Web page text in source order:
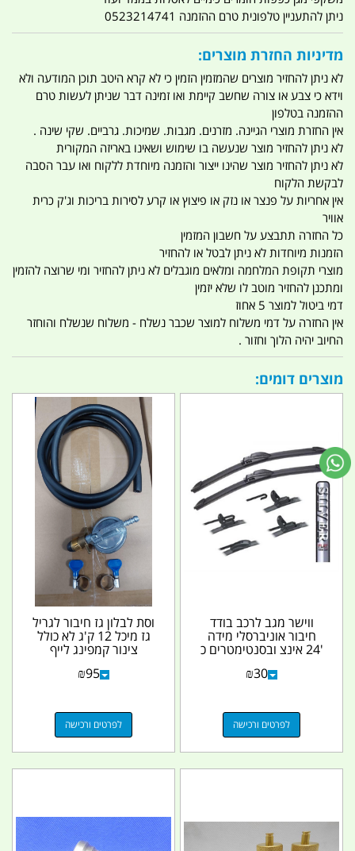
ניתן להתעניין טלפונית טרם ההזמנה 0523214741
מדיניות החזרת מוצרים:
לא ניתן להחזיר מוצרים שהמזמין הזמין כי לא קרא היטב תוכן המודעה ולא
וידא כי צבע או צורה שחשב קיימת ואו זמינה דבר שניתן לעשות טרם
ההזמנה בטלפון
אין החזרת מוצרי הגיינה. מזרנים. מגבות. שמיכות. גרביים. שקי שינה .
לא ניתן להחזיר מוצר שנעשה בו שימוש ושאינו באריזה המקורית
לא ניתן להחזיר מוצר שהינו ייצור והזמנה מיוחדת ללקוח ואו עבר הסבה
לבקשת הלקוח
אין אחריות על פנצר או נזק או פיצוץ או קרע לסירות בריכות וג'ק כרית
אוויר
כל החזרה תתבצע על חשבון המזמין
הזמנות מיוחדות לא ניתן לבטל או להחזיר
מוצרי תקופת המלחמה ומלאים מוגבלים לא ניתן להחזיר ומי שרוצה להזמין
ומתכנן להחזיר מוטב לו שלא יזמין
דמי ביטול למוצר 5 אחוז
אין החזרה על דמי משלוח למוצר שכבר נשלח - משלוח שנשלח והוחזר
החיוב יהיה הלוך וחזור .
מוצרים דומים:
ווישר מגב לרכב בודד
חיבור אוניברסלי מידה
'24 אינצ ובסנטימטרים כ
₪30
לפרטים ורכישה
וסת לבלון גז חיבור לגריל
גז מיכל 12 ק'ג לא כולל
צינור קמפינג לייף
₪95
לפרטים ורכישה